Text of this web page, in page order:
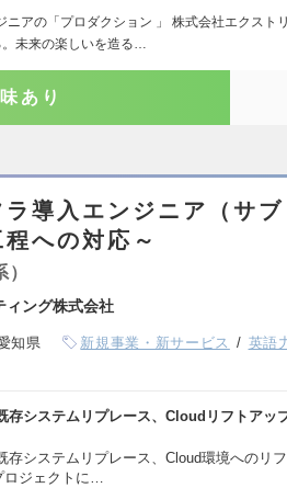
ニアの「プロダクション 」 株式会社エクスト
未来の楽しいを造る…
あり
ラ導入エンジニア（サ
への対応～
ィング株式会社
知県 新規事業・新サービス 英語
存システムリプレース、Cloudリフトアッ
存システムリプレース、Cloud環境へのリ
ジェクトに…